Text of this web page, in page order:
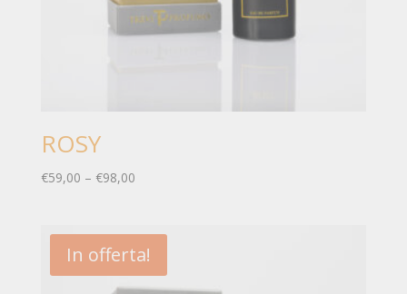
ROSY
€59,00 – €98,00
In offerta!